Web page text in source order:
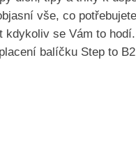
vše, co
kdykoliv se Vám to hodí.
balíčku Step to